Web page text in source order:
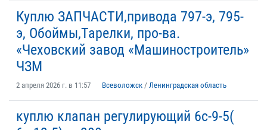
Куплю ЗАПЧАСТИ,привода 797-э, 795-
э, Обоймы,Тарелки, про-ва.
«Чеховский завод «Машиностроитель»
ЧЗМ
2 апреля 2026 г. в 11:57 Всеволожск / Ленинградская область
куплю клапан регулирующий 6с-9-5(